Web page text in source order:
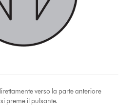
verso la parte anteriore
preme il pulsante.